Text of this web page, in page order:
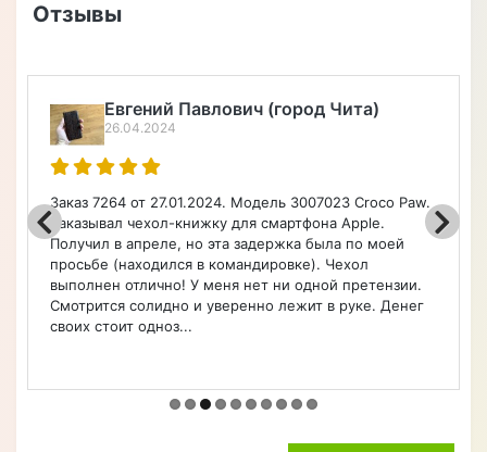
Отзывы
Евгений Павлович (город Чита)
26.04.2024
Заказ 7264 от 27.01.2024. Модель 3007023 Croco Paw.
Заказывал чехол-книжку для смартфона Apple.
Получил в апреле, но эта задержка была по моей
просьбе (находился в командировке). Чехол
выполнен отлично! У меня нет ни одной претензии.
Смотрится солидно и уверенно лежит в руке. Денег
своих стоит одноз...